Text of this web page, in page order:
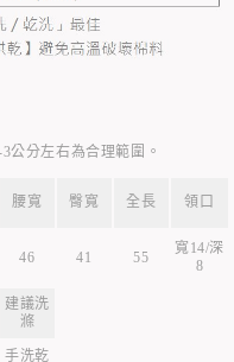
公分左右為合理範圍。
腰寬 臀寬 全長 領口
46 41 55
寬14/深
8
建議洗
滌
手洗乾